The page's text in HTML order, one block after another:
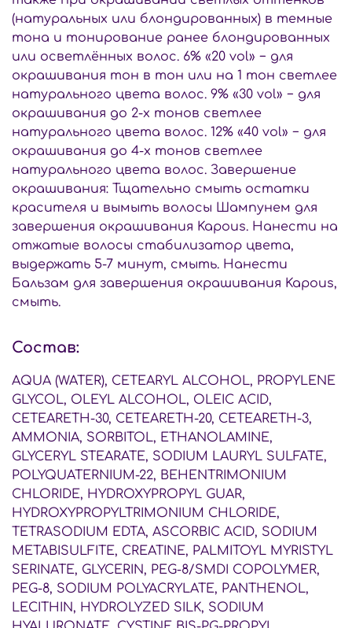
(натуральных или блондированных) в темные
тона и тонирование ранее блондированных
или осветлённых волос. 6% «20 vol» − для
окрашивания тон в тон или на 1 тон светлее
натурального цвета волос. 9% «30 vol» − для
окрашивания до 2-х тонов светлее
натурального цвета волос. 12% «40 vol» − для
окрашивания до 4-х тонов светлее
натурального цвета волос. Завершение
окрашивания: Тщательно смыть остатки
красителя и вымыть волосы Шампунем для
завершения окрашивания Kapous. Нанести на
отжатые волосы стабилизатор цвета,
выдержать 5-7 минут, смыть. Нанести
Бальзам для завершения окрашивания Kapous,
смыть.
Состав:
AQUA (WATER), CETEARYL ALCOHOL, PROPYLENE
GLYCOL, OLEYL ALCOHOL, OLEIC ACID,
CETEARETH-30, CETEARETH-20, CETEARETH-3,
AMMONIA, SORBITOL, ETHANOLAMINE,
GLYCERYL STEARATE, SODIUM LAURYL SULFATE,
POLYQUATERNIUM-22, BEHENTRIMONIUM
CHLORIDE, HYDROXYPROPYL GUAR,
HYDROXYPROPYLTRIMONIUM CHLORIDE,
TETRASODIUM EDTA, ASCORBIC ACID, SODIUM
METABISULFITE, CREATINE, PALMITOYL MYRISTYL
SERINATE, GLYCERIN, PEG-8/SMDI COPOLYMER,
PEG-8, SODIUM POLYACRYLATE, PANTHENOL,
LECITHIN, HYDROLYZED SILK, SODIUM